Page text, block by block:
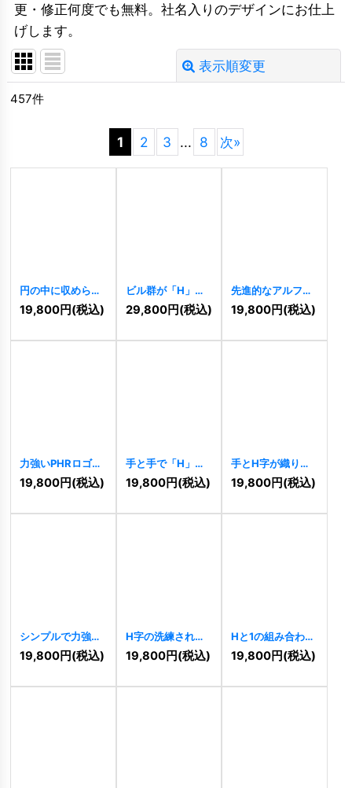
更・修正何度でも無料。社名入りのデザインにお仕上
げします。
表示順変更
絞り込む
457件
1 2 3 ... 8 次»
円の中に収められ
た「HR」の洗練さ
れたロゴ
11479]
19,800円(税込)
ビル群が「H」を
描く先進的な不動
産建築ロゴ
29,800円(税込)
先進的なアルファ
ベット「HR」のロ
ゴ [ 11378 ]
19,800円(税込)
力強いPHRロゴ
[11370]
19,800円(税込)
手と手で「H」を
形作るコミュニテ
ィロゴ [11365]
19,800円(税込)
手とH字が織りな
す信頼と協力のロ
ゴ [ 11327 ]
19,800円(税込)
シンプルで力強い
Hロゴ[11316]
19,800円(税込)
H字の洗練された
モダンロゴ
11272 ]
19,800円(税込)
Hと1の組み合わせ
ロゴ[11263]
19,800円(税込)